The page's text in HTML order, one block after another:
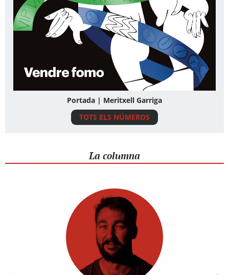
Portada | Meritxell Garriga
TOTS ELS NÚMEROS
La columna